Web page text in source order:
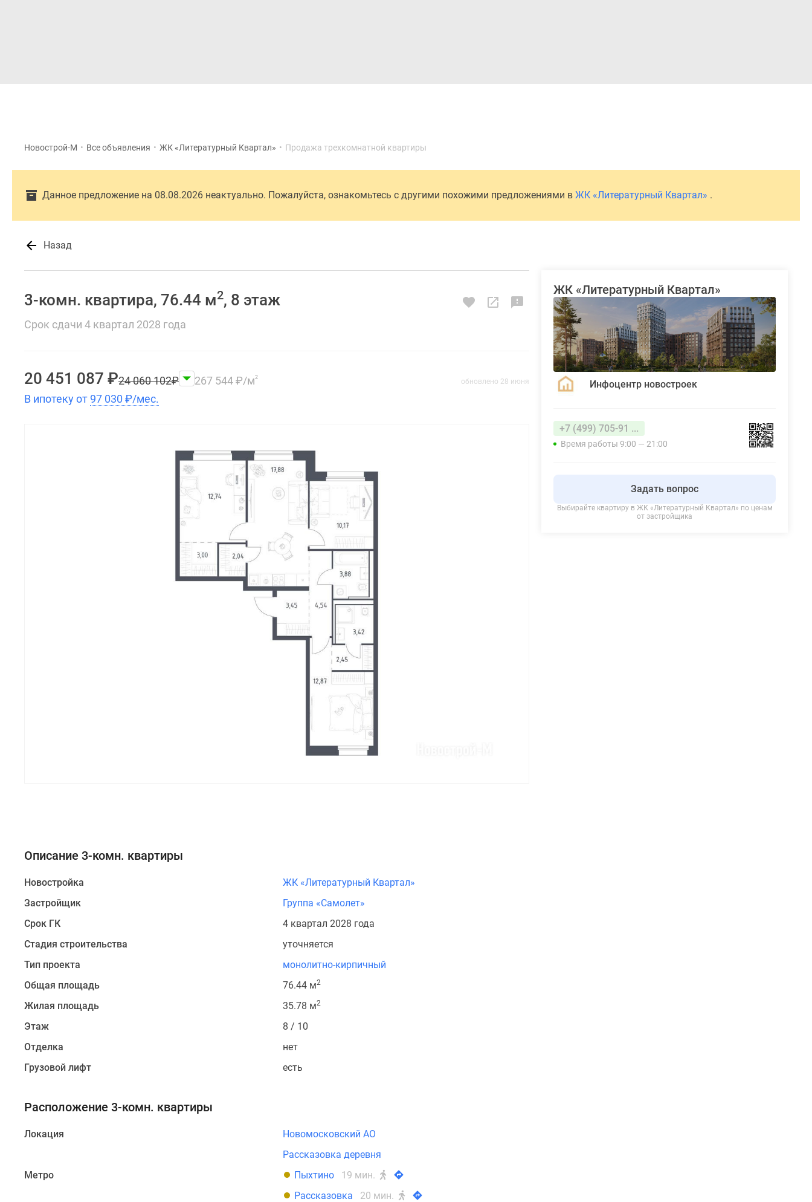
Новострой-М • Все объявления • ЖК «Литературный Квартал» • Продажа трехкомнатной квартиры
Данное предложение на 08.08.2026 неактуально. Пожалуйста, ознакомьтесь с другими похожими предложениями в ЖК «Литературный Квартал» .
Назад
3-комн. квартира, 76.44 м2, 8 этаж
Срок сдачи 4 квартал 2028 года
20 451 087 ₽24 060 102₽ 267 544₽/м2
В ипотеку от 97 030 ₽/мес.
обновлено 28 июня
Описание 3-комн. квартиры
Новостройка
ЖК «Литературный Квартал»
Застройщик
Группа «Самолет»
Срок ГК
4 квартал 2028 года
Стадия строительства
уточняется
Тип проекта
монолитно-кирпичный
Общая площадь
76.44 м2
Жилая площадь 35.78 м2
Этаж
8 / 10
Отделка
нет
Грузовой лифт
есть
Расположение 3-комн. квартиры
Локация
Новомосковский АО
Рассказовка деревня
Метро
Пыхтино
19 мин.
Рассказовка
20 мин.
ЖК «Литературный Квартал»
Инфоцентр новостроек
+7 (499) 705-91 ...
Время работы 9:00 — 21:00
Задать вопрос
Выбирайте квартиру в ЖК «Литературный Квартал» по ценам
от застройщика